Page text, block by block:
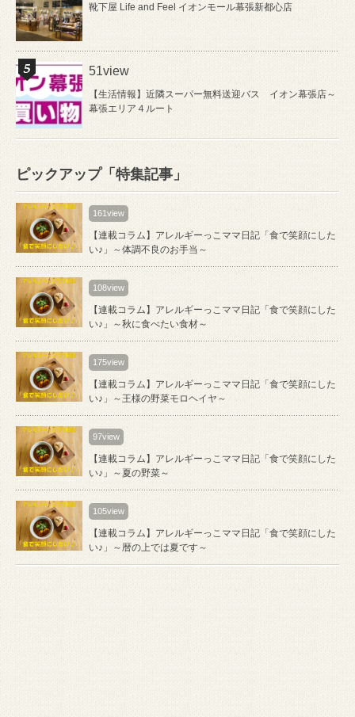
靴下屋 Life and Feel イオンモール幕張新都心店
51view
【生活情報】近隣スーパー無料送迎バス イオン幕張店～
幕張エリア４ルート
ピックアップ「特集記事」
161view
【連載コラム】アレルギーっこママ日記「食で笑顔にした
い♪」～体調不良のお手当～
108view
【連載コラム】アレルギーっこママ日記「食で笑顔にした
い♪」～秋に食べたい食材～
175view
【連載コラム】アレルギーっこママ日記「食で笑顔にした
い♪」～王様の野菜モロヘイヤ～
97view
【連載コラム】アレルギーっこママ日記「食で笑顔にした
い♪」～夏の野菜～
105view
【連載コラム】アレルギーっこママ日記「食で笑顔にした
い♪」～暦の上では夏です～